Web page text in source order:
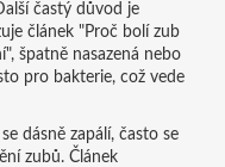
častý důvod je
článek "Proč bolí zub
špatně nasazená nebo
pro bakterie, což vede
dásně zapálí, často se
zubů. Článek